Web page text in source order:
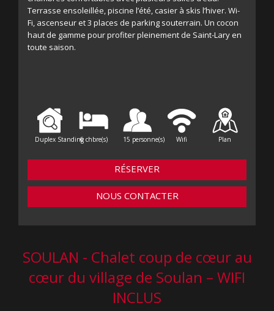
Terrasse ensoleillée, piscine l’été, casier à skis l’hiver. Wi-
Fi, ascenseur et 3 places de parking souterrain. Un cocon
haut de gamme pour profiter pleinement de Saint-Lary en
toute saison.
Duplex Standing6 chbre(s) 15 personne(s) Wifi Plan
RÉSERVER
NOUS CONTACTER
SOULAN - Chalet coup de cœur au
cœur du village de Soulan – WIFI
INCLUS